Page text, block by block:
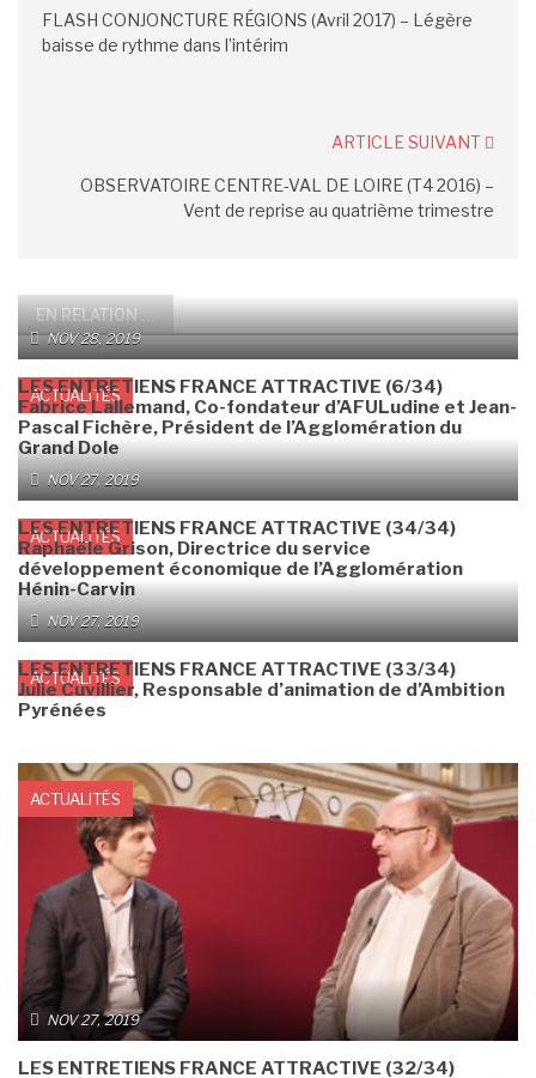
FLASH CONJONCTURE RÉGIONS (Avril 2017) – Légère
baisse de rythme dans l’intérim
ARTICLE SUIVANT
OBSERVATOIRE CENTRE-VAL DE LOIRE (T4 2016) –
Vent de reprise au quatrième trimestre
EN RELATION ...
ACTUALITÉS
NOV 28, 2019
LES ENTRETIENS FRANCE ATTRACTIVE (6/34)
Fabrice Lallemand, Co-fondateur d’AFULudine et Jean-
Pascal Fichère, Président de l’Agglomération du
Grand Dole
ACTUALITÉS
NOV 27, 2019
LES ENTRETIENS FRANCE ATTRACTIVE (34/34)
Raphaële Grison, Directrice du service
développement économique de l’Agglomération
Hénin-Carvin
ACTUALITÉS
NOV 27, 2019
LES ENTRETIENS FRANCE ATTRACTIVE (33/34)
Julie Cuvillier, Responsable d’animation de d’Ambition
Pyrénées
ACTUALITÉS
NOV 27, 2019
LES ENTRETIENS FRANCE ATTRACTIVE (32/34)